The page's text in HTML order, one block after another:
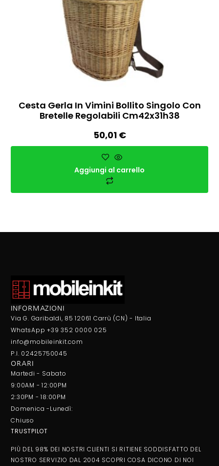
Cesta Gerla In Vimini Bollito Singolo Con
Bretelle Regolabili Cm42x31h38
50,01 €
Aggiungi al carrello
INFORMAZIONI
Via G. Garibaldi, 85 12061 Carrù (CN) - Italia
WhatsApp +39 352 0000 025
info@mobileinkit.com
P.I. 02425750045
ORARI
Martedi - Sabato
9:00AM - 12:00PM
2:30PM - 18:00PM
Domenica -Lunedì:
Chiuso
TRUSTPILOT
PIÙ DEL 98% DEI NOSTRI CLIENTI SI RITIENE SODDISFATTO DEL
NOSTRO SERVIZIO DAL 2004 SCOPRI COSA DICONO DI NOI